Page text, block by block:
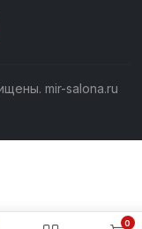
mir-salona.ru
0